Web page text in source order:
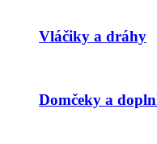
Vláčiky a dráhy
Domčeky a